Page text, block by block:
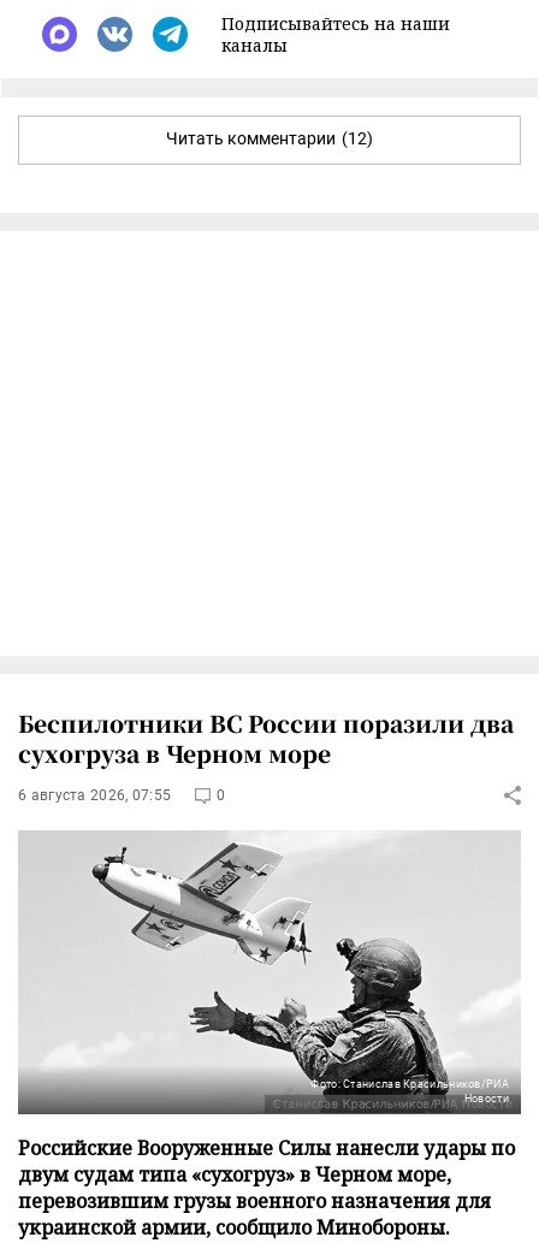
Подписывайтесь на наши
каналы
Читать комментарии (12)
Беспилотники ВС России поразили два
сухогруза в Черном море
6 августа 2026, 07:55 0
Фото: Станислав Красильников/РИА
Новости
Российские Вооруженные Силы нанесли удары по
двум судам типа «сухогруз» в Черном море,
перевозившим грузы военного назначения для
украинской армии, сообщило Минобороны.